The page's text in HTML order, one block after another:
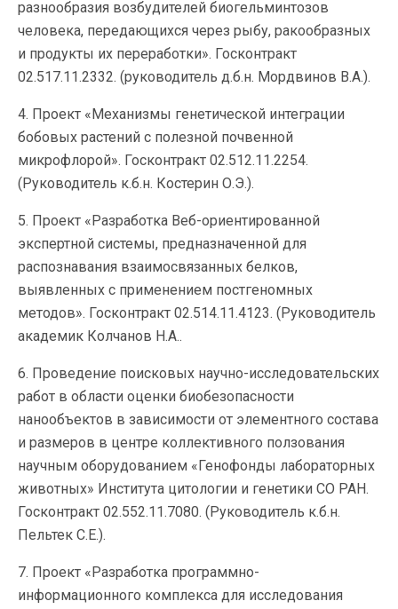
разнообразия возбудителей биогельминтозов
человека, передающихся через рыбу, ракообразных
и продукты их переработки». Госконтракт
02.517.11.2332. (руководитель д.б.н. Мордвинов В.А.).
4. Проект «Механизмы генетической интеграции
бобовых растений с полезной почвенной
микрофлорой». Госконтракт 02.512.11.2254.
(Руководитель к.б.н. Костерин О.Э.).
5. Проект «Разработка Веб-ориентированной
экспертной системы, предназначенной для
распознавания взаимосвязанных белков,
выявленных с применением постгеномных
методов». Госконтракт 02.514.11.4123. (Руководитель
академик Колчанов Н.А..
6. Проведение поисковых научно-исследовательских
работ в области оценки биобезопасности
нанообъектов в зависимости от элементного состава
и размеров в центре коллективного ползования
научным оборудованием «Генофонды лабораторных
животных» Института цитологии и генетики СО РАН.
Госконтракт 02.552.11.7080. (Руководитель к.б.н.
Пельтек С.Е.).
7. Проект «Разработка программно-
информационного комплекса для исследования